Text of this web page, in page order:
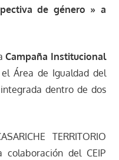
de género » a
Campaña Institucional
Área de Igualdad del
dentro de dos
TERRITORIO
colaboración del CEIP